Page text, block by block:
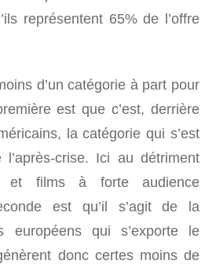
représentent 65% de l’offre
d’un catégorie à part pour
est que c’est, derrière
la catégorie qui s’est
crise. Ici au détriment
et films à forte audience
est qu’il s’agit de la
européens qui s’exporte le
donc certes moins de